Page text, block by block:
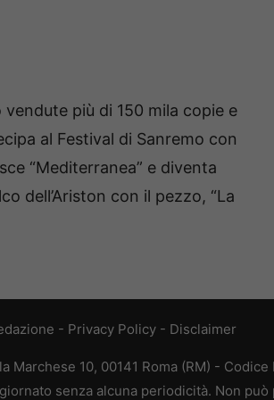
vendute più di 150 mila copie e
al Festival di Sanremo con
“Mediterranea” e diventa
dell’Ariston con il pezzo, “La
- Privacy Policy - Disclaimer
10, 00141 Roma (RM) - Codice
senza alcuna periodicità. Non